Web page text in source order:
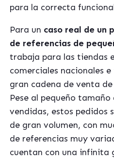
para la correcta
Para un caso real de un
de referencias de
trabaja para las tiendas
comerciales nacionales
gran cadena de venta
Pese al pequeño
vendidas, estos pedidos
de gran volumen, con
de referencias muy
cuentan con una infinita